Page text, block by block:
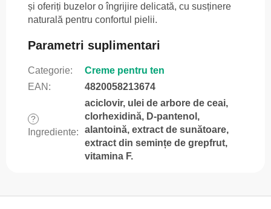
și oferiți buzelor o îngrijire delicată, cu susținere
naturală pentru confortul pielii.
Parametri suplimentari
Categorie:
Creme pentru ten
EAN : 4820058213674
?
Ingrediente:
aciclovir, ulei de arbore de ceai,
clorhexidină, D-pantenol,
alantoină, extract de sunătoare,
extract din semințe de grepfrut,
vitamina F.